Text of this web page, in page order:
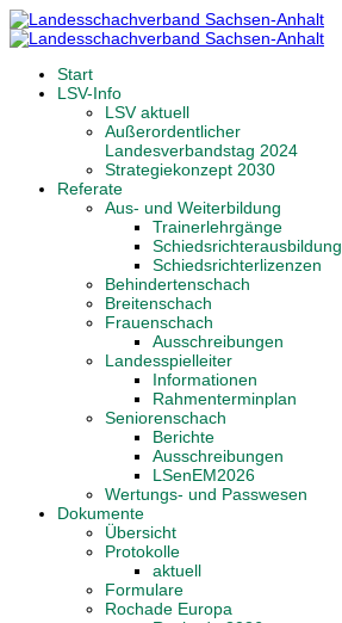
Start
LSV-Info
LSV aktuell
Außerordentlicher
Landesverbandstag 2024
Strategiekonzept 2030
Referate
Aus- und Weiterbildung
Trainerlehrgänge
Schiedsrichterausbildung
Schiedsrichterlizenzen
Behindertenschach
Breitenschach
Frauenschach
Ausschreibungen
Landesspielleiter
Informationen
Rahmenterminplan
Seniorenschach
Berichte
Ausschreibungen
LSenEM2026
Wertungs- und Passwesen
Dokumente
Übersicht
Protokolle
aktuell
Formulare
Rochade Europa